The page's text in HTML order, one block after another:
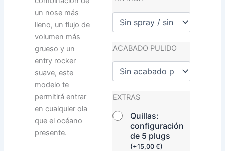
ACABADO PULIDO
EXTRAS
Quillas:
configuración
de 5 plugs
(+15,00€)
un nose más
lleno, un flujo de
volumen más
grueso y un
entry rocker
suave, este
modelo te
permitirá entrar
en cualquier ola
que el océano
presente.